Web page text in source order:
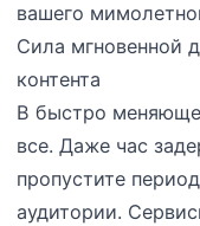
вашего
Сила мгновенной
контента
В быстро
все. Даже час
пропустите
аудитории.